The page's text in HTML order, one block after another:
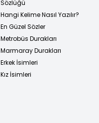
Sözlüğü
Hangi Kelime Nasıl Yazılır?
En Güzel Sözler
Metrobüs Durakları
Marmaray Durakları
Erkek İsimleri
Kız İsimleri